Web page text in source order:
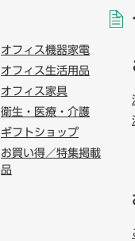
オフィス機器家電
オフィス生活用品
オフィス家具
衛生・医療・介護
ギフトショップ
お買い得／特集掲載
品